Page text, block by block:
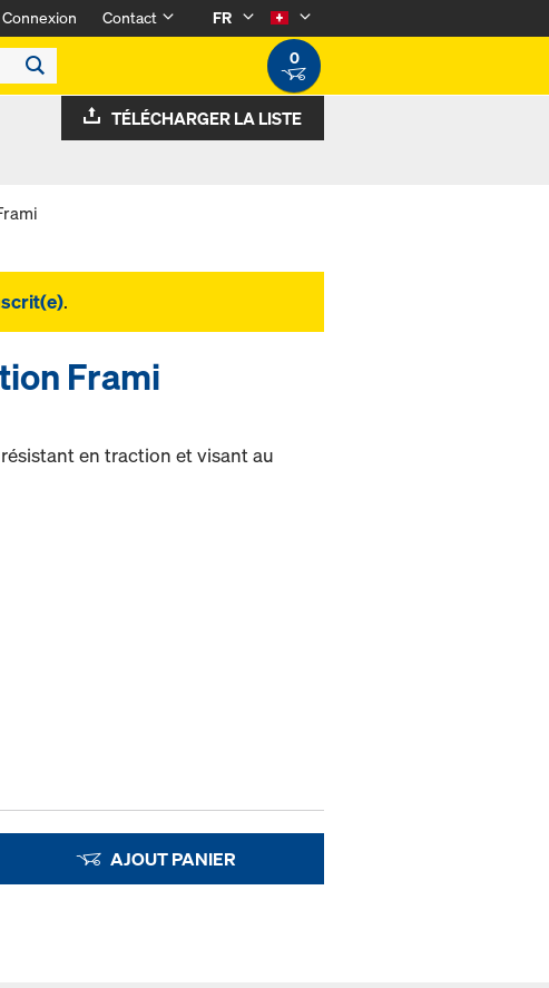
Connexion Contact
FR
0
TÉLÉCHARGER LA LISTE
.
Frami
en traction et visant au
AJOUT PANIER